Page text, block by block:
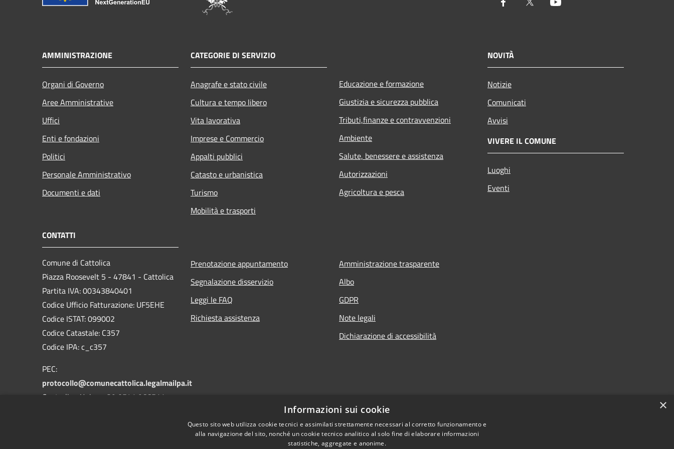
AMMINISTRAZIONE
Organi di Governo
Aree Amministrative
Uffici
Enti e fondazioni
Politici
Personale Amministrativo
Documenti e dati
CATEGORIE DI SERVIZIO
Anagrafe e stato civile
Cultura e tempo libero
Vita lavorativa
Imprese e Commercio
Appalti pubblici
Catasto e urbanistica
Turismo
Mobilità e trasporti
Educazione e formazione
Giustizia e sicurezza pubblica
Tributi,finanze e contravvenzioni
Ambiente
Salute, benessere e assistenza
Autorizzazioni
Agricoltura e pesca
NOVITÀ
Notizie
Comunicati
Avvisi
VIVERE IL COMUNE
Luoghi
Eventi
CONTATTI
Comune di Cattolica
Piazza Roosevelt 5 - 47841 - Cattolica
Partita IVA: 00343840401
Codice Ufficio Fatturazione: UF5EHE
Codice ISTAT: 099002
Codice Catastale: C357
Codice IPA: c_c357
PEC:
protocollo@comunecattolica.legalmailpa.it
Centralino Unico: +39 0541 966511
Prenotazione appuntamento
Segnalazione disservizio
Leggi le FAQ
Richiesta assistenza
Amministrazione trasparente
Albo
GDPR
Note legali
Dichiarazione di accessibilità
×
Informazioni sui cookie
Questo sito web utilizza cookie tecnici e assimilati strettamente necessari al corretto funzionamento e
alla navigazione del sito, nonché un cookie tecnico analitico al solo fine di elaborare informazioni
statistiche, aggregate e anonime.